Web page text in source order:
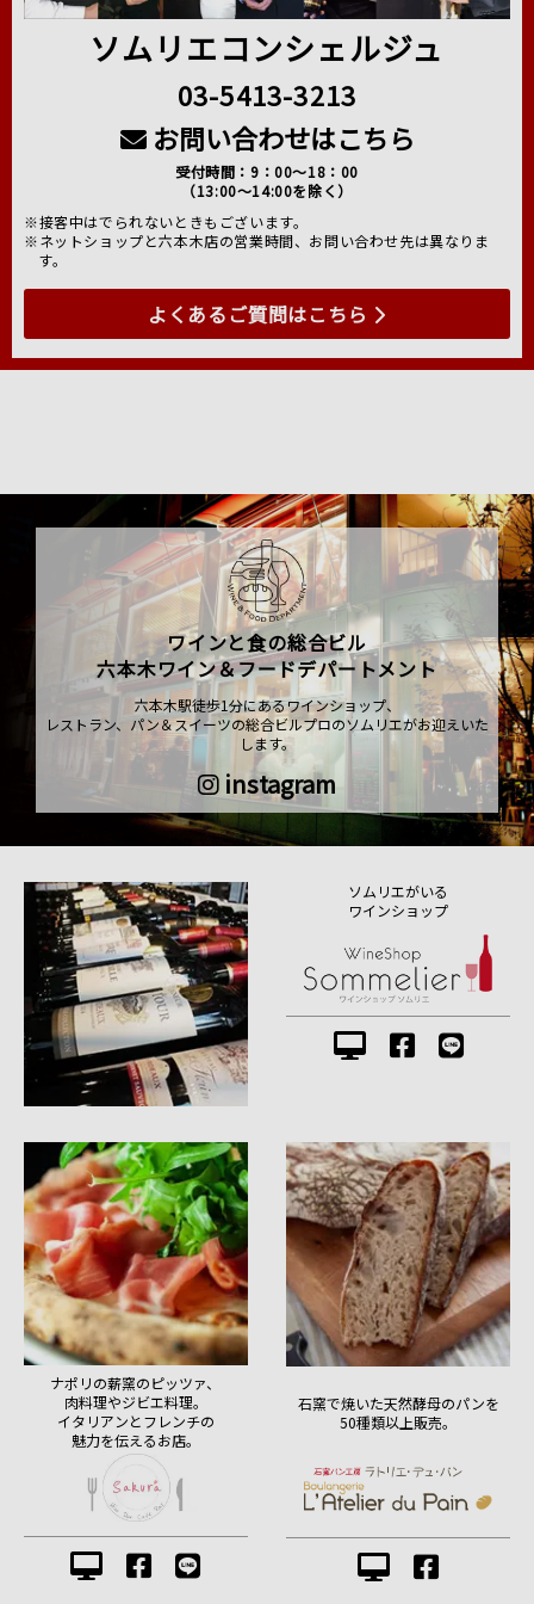
ソムリエコンシェルジュ
03-5413-3213
お問い合わせはこちら
受付時間：9：00～18：00
（13:00～14:00を除く）
※接客中はでられないときもございます。
※ネットショップと六本木店の営業時間、お問い合わせ先は異なりま
す。
よくあるご質問はこちら
ワインと食の総合ビル
六本木ワイン＆フードデパートメント
六本木駅徒歩1分にあるワインショップ、
レストラン、パン＆スイーツの総合ビルプロのソムリエがお迎えいた
します。
instagram
ソムリエがいる
ワインショップ
ナポリの薪窯のピッツァ、
肉料理やジビエ料理。
イタリアンとフレンチの
魅力を伝えるお店。
石窯で焼いた天然酵母のパンを
50種類以上販売。